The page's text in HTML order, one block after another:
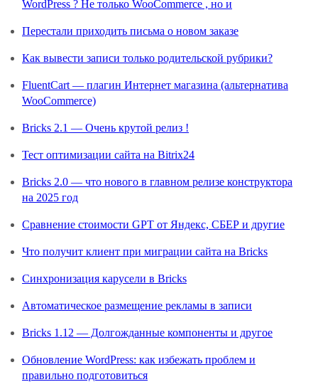
WordPress ? Не только WooCommerce , но и
Перестали приходить письма о новом заказе
Как вывести записи только родительской рубрики?
FluentCart — плагин Интернет магазина (альтернатива
WooCommerce)
Bricks 2.1 — Очень крутой релиз !
Тест оптимизации сайта на Bitrix24
Bricks 2.0 — что нового в главном релизе конструктора
на 2025 год
Сравнение стоимости GPT от Яндекс, СБЕР и другие
Что получит клиент при миграции сайта на Bricks
Синхронизация карусели в Bricks
Автоматическое размещение рекламы в записи
Bricks 1.12 — Долгожданные компоненты и другое
Обновление WordPress: как избежать проблем и
правильно подготовиться